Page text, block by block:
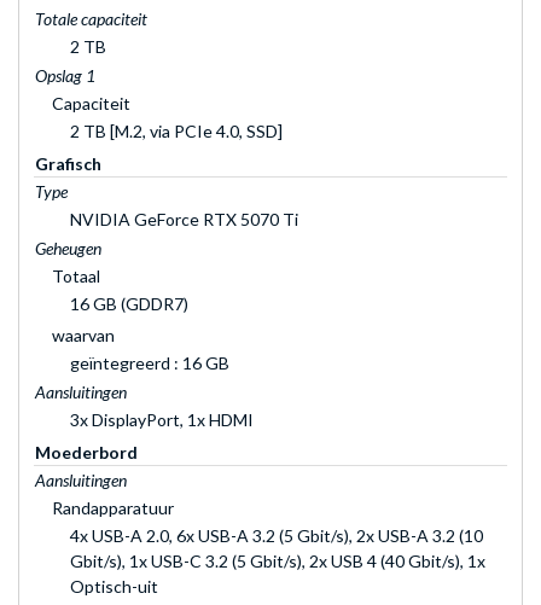
Totale capaciteit
2 TB
Opslag 1
Capaciteit
2 TB [M.2, via PCIe 4.0, SSD]
Grafisch
Type
NVIDIA GeForce RTX 5070 Ti
Geheugen
Totaal
16 GB (GDDR7)
waarvan
geïntegreerd : 16 GB
Aansluitingen
3x DisplayPort, 1x HDMI
Moederbord
Aansluitingen
Randapparatuur
4x USB-A 2.0, 6x USB-A 3.2 (5 Gbit/s), 2x USB-A 3.2 (10
Gbit/s), 1x USB-C 3.2 (5 Gbit/s), 2x USB 4 (40 Gbit/s), 1x
Optisch-uit